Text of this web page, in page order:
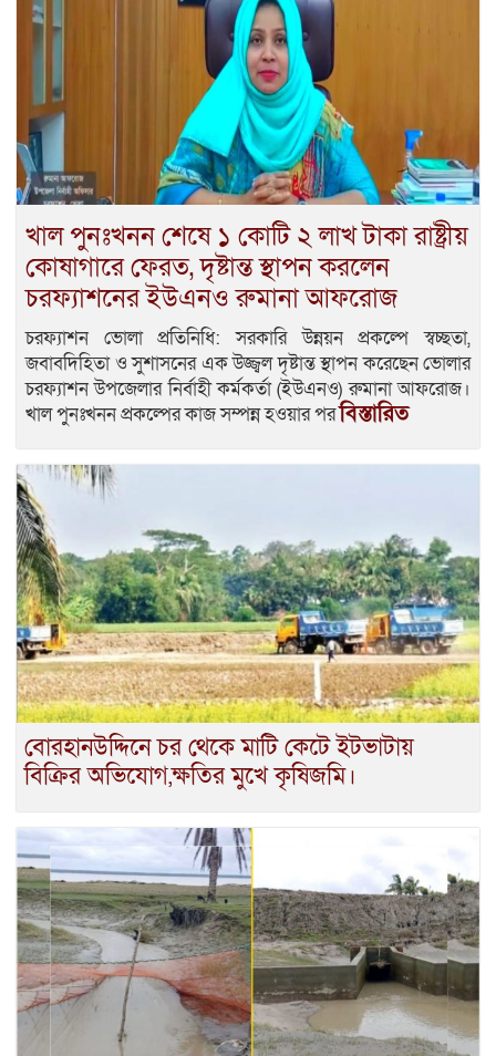
খাল পুনঃখনন শেষে ১ কোটি ২ লাখ টাকা রাষ্ট্রীয়
কোষাগারে ফেরত, দৃষ্টান্ত স্থাপন করলেন
চরফ্যাশনের ইউএনও রুমানা আফরোজ
চরফ্যাশন ভোলা প্রতিনিধি: সরকারি উন্নয়ন প্রকল্পে স্বচ্ছতা,
জবাবদিহিতা ও সুশাসনের এক উজ্জ্বল দৃষ্টান্ত স্থাপন করেছেন ভোলার
চরফ্যাশন উপজেলার নির্বাহী কর্মকর্তা (ইউএনও) রুমানা আফরোজ।
খাল পুনঃখনন প্রকল্পের কাজ সম্পন্ন হওয়ার পরবিস্তারিত
বোরহানউদ্দিনে চর থেকে মাটি কেটে ইটভাটায়
বিক্রির অভিযোগ,ক্ষতির মুখে কৃষিজমি।